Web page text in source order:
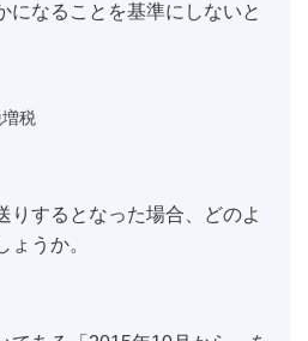
になることを基準にしないと
税
するとなった場合、どのよ
ょうか。